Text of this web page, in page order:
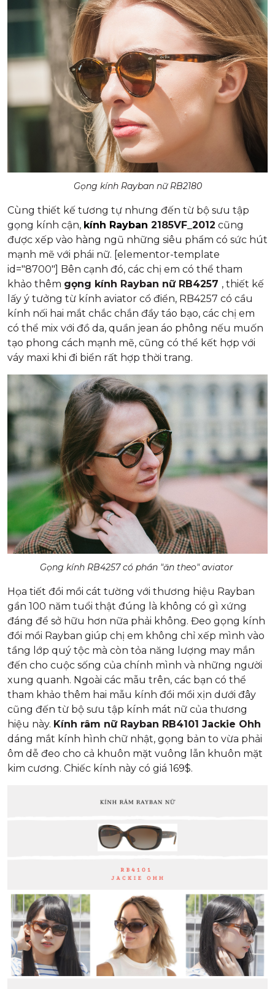
Gọng kính Rayban nữ RB2180
Cùng thiết kế tương tự nhưng đến từ bộ sưu tập
gọng kính cận, kính Rayban 2185VF_2012 cũng
được xếp vào hàng ngũ những siêu phẩm có sức hút
mạnh mẽ với phái nữ. [elementor-template
id="8700"] Bên cạnh đó, các chị em có thể tham
khảo thêm gọng kính Rayban nữ RB4257 , thiết kế
lấy ý tưởng từ kính aviator cổ điển, RB4257 có cầu
kính nối hai mắt chắc chắn đầy táo bạo, các chị em
có thể mix với đồ da, quần jean áo phông nếu muốn
tạo phong cách mạnh mẽ, cũng có thể kết hợp với
váy maxi khi đi biển rất hợp thời trang.
Gọng kính RB4257 có phần "ăn theo" aviator
Họa tiết đồi mồi cát tường với thương hiệu Rayban
gần 100 năm tuổi thật đúng là không có gì xứng
đáng để sở hữu hơn nữa phải không. Đeo gọng kính
đồi mồi Rayban giúp chị em không chỉ xếp mình vào
tầng lớp quý tộc mà còn tỏa năng lượng may mắn
đến cho cuộc sống của chính mình và những người
xung quanh. Ngoài các mẫu trên, các bạn có thể
tham khảo thêm hai mẫu kính đồi mồi xịn dưới đây
cũng đến từ bộ sưu tập kính mát nữ của thương
hiệu này. Kính râm nữ Rayban RB4101 Jackie Ohh
dáng mắt kính hình chữ nhật, gọng bản to vừa phải
ôm dễ đeo cho cả khuôn mặt vuông lẫn khuôn mặt
kim cương. Chiếc kính này có giá 169$.